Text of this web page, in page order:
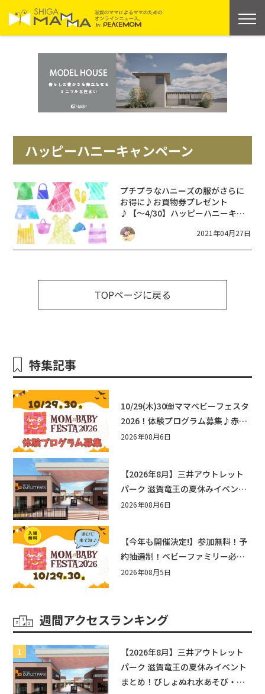
ハッピーハニーキャンペーン
プチプラなハニーズの服がさらに
お得に♪お買物券プレゼント
♪【～4/30】ハッピーハニーキャ
ンペーン【Honeys】実店舗・
onlineで開催
2021年04月27日
TOPページに戻る
特集記事
10/29(木)30㈮ママベビーフェスタ
2026！体験プログラム募集♪赤ち
ゃん向けイベントに出演しません
2026年08月6日
【2026年8月】三井アウトレット
パーク 滋賀竜王の夏休みイベント
まとめ！びしょぬれ水あそび・激
2026年08月6日
【今年も開催決定!】参加無料！予
約抽選制！ベビーファミリー必見
☆入場無料☆10/29(木)30(金)ママ
2026年08月5日
週間アクセスランキング
【2026年8月】三井アウトレット
パーク 滋賀竜王の夏休みイベント
まとめ！びしょぬれ水あそび・激